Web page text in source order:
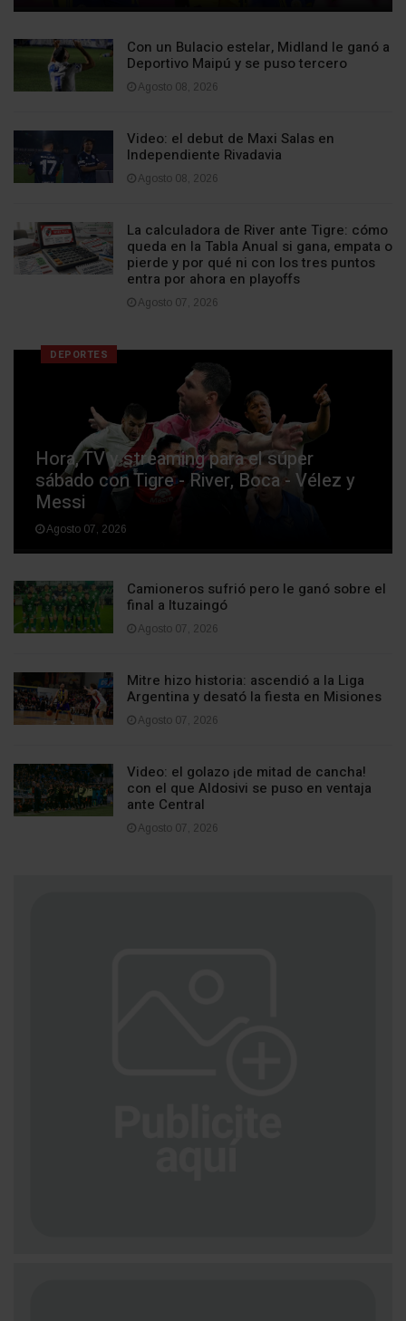
Con un Bulacio estelar, Midland le ganó a
Deportivo Maipú y se puso tercero
Agosto 08, 2026
Video: el debut de Maxi Salas en
Independiente Rivadavia
Agosto 08, 2026
La calculadora de River ante Tigre: cómo
queda en la Tabla Anual si gana, empata o
pierde y por qué ni con los tres puntos
entra por ahora en playoffs
Agosto 07, 2026
DEPORTES
Hora, TV y streaming para el súper
sábado con Tigre - River, Boca - Vélez y
Messi
Agosto 07, 2026
Camioneros sufrió pero le ganó sobre el
final a Ituzaingó
Agosto 07, 2026
Mitre hizo historia: ascendió a la Liga
Argentina y desató la fiesta en Misiones
Agosto 07, 2026
Video: el golazo ¡de mitad de cancha!
con el que Aldosivi se puso en ventaja
ante Central
Agosto 07, 2026